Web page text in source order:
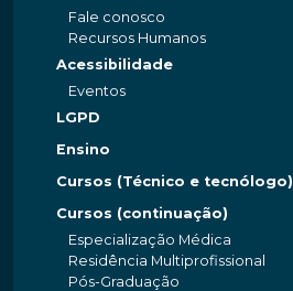
Fale conosco
Recursos Humanos
Acessibilidade
Eventos
LGPD
Ensino
Cursos (Técnico e tecnólogo)
Cursos (continuação)
Especialização Médica
Residência Multiprofissional
Pós-Graduação